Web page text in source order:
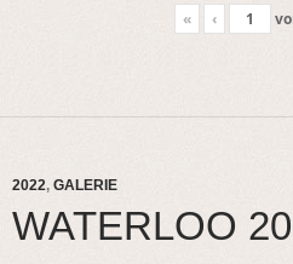
« ‹
2022, GALERIE
WATERLOO